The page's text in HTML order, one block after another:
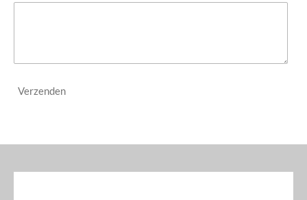
Verzenden